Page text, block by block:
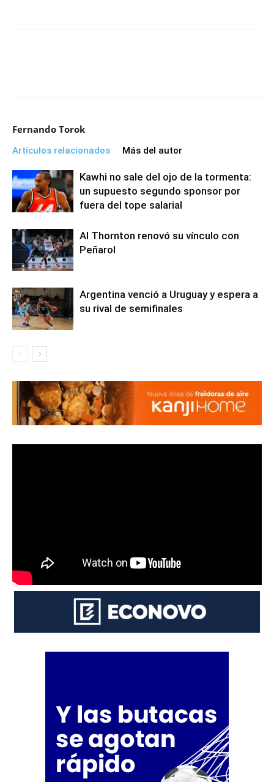
Fernando Torok
Artículos relacionados Más del autor
Kawhi no sale del ojo de la tormenta:
un supuesto segundo sponsor por
fuera del tope salarial
Al Thornton renovó su vínculo con
Peñarol
Argentina venció a Uruguay y espera a
su rival de semifinales